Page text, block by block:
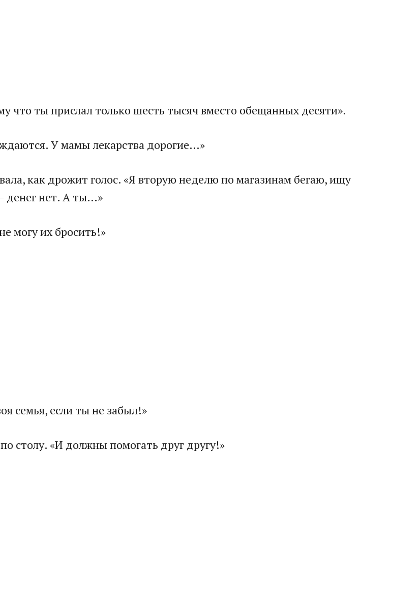
что ты прислал только шесть тысяч вместо обещанных десяти».
У мамы лекарства дорогие…»
как дрожит голос. «Я вторую неделю по магазинам бегаю, ищу
денег нет. А ты…»
могу их бросить!»
семья, если ты не забыл!»
столу. «И должны помогать друг другу!»